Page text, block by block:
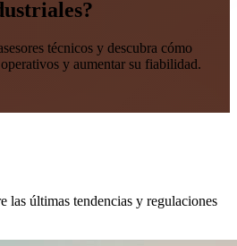
técnicos y descubra cómo
y aumentar su fiabilidad.
las últimas tendencias y regulaciones